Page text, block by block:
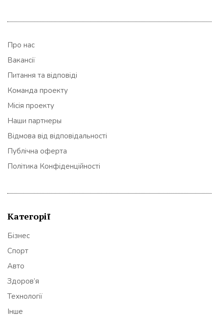
Про нас
Вакансії
Питання та відповіді
Команда проекту
Місія проекту
Наши партнеры
Відмова від відповідальності
Публічна оферта
Політика Конфіденційності
Категорії
Бізнес
Спорт
Авто
Здоров’я
Технології
Інше